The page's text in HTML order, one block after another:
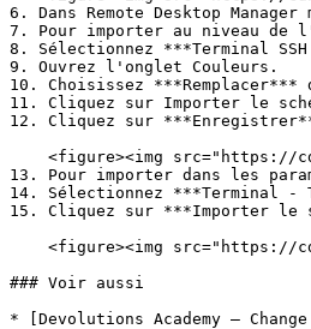
6. Dans Remote Desktop
7. Pour importer au niveau de
8. Sélectionnez ***Terminal
9. Ouvrez l'onglet Couleurs.
10. Choisissez ***Remplacer***
11. Cliquez sur Importer le
12. Cliquez sur
13. Pour importer dans les
14. Sélectionnez ***Terminal -
15. Cliquez sur ***Importer le
### Voir aussi
* [Devolutions Academy –